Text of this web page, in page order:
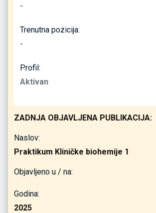
-
Trenutna pozicija:
-
Profil:
Aktivan
ZADNJA OBJAVLJENA PUBLIKACIJA:
Naslov:
Praktikum Kliničke biohemije 1
Objavljeno u / na:
Godina:
2025